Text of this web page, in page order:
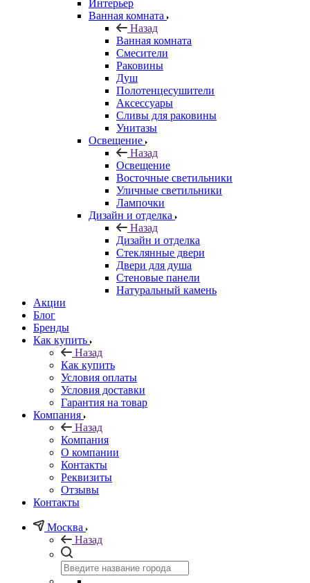
Интерьер
Ванная комната
Назад
Ванная комната
Смесители
Раковины
Душ
Полотенцесушители
Аксессуары
Сливы для раковины
Унитазы
Освещение
Назад
Освещение
Восточные светильники
Уличные светильники
Лампочки
Дизайн и отделка
Назад
Дизайн и отделка
Стеклянные двери
Двери для душа
Стеновые панели
Натуральный камень
Акции
Блог
Бренды
Как купить
Назад
Как купить
Условия оплаты
Условия доставки
Гарантия на товар
Компания
Назад
Компания
О компании
Контакты
Реквизиты
Отзывы
Контакты
Москва
Назад